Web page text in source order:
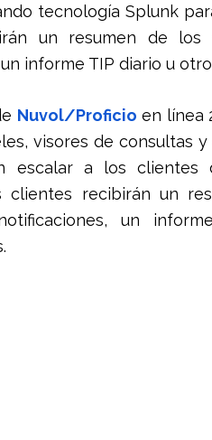
tecnología Splunk
un resumen de los
informe TIP diario u
Nuvol/Proficio en línea
visores de consultas
escalar a los clientes
clientes recibirán un
un